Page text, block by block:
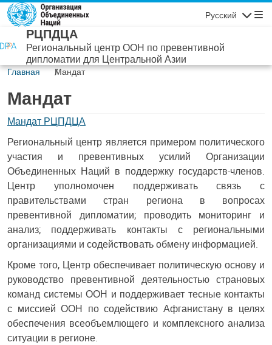
Перейти к основному содержанию
Русский
РЦПДЦА
Региональный центр ООН по превентивной
дипломатии для Центральной Азии
Главная Мандат
Мандат
Мандат РЦПДЦА
Региональный центр является примером политического
участия и превентивных усилий Организации
Объединенных Наций в поддержку государств-членов.
Центр уполномочен поддерживать связь с
правительствами стран региона в вопросах
превентивной дипломатии; проводить мониторинг и
анализ; поддерживать контакты с региональными
организациями и содействовать обмену информацией.
Кроме того, Центр обеспечивает политическую основу и
руководство превентивной деятельностью страновых
команд системы ООН и поддерживает тесные контакты
с миссией ООН по содействию Афганистану в целях
обеспечения всеобъемлющего и комплексного анализа
ситуации в регионе.